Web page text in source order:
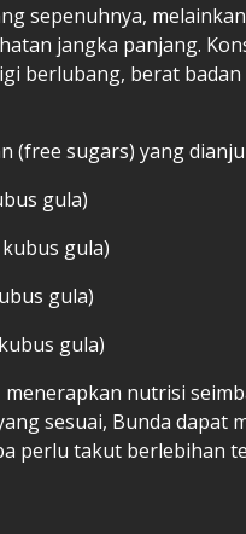
sepenuhnya,
jangka panjang.
berlubang, berat
(free sugars) yang
gula)
gula)
gula)
gula)
nutrisi
sesuai, Bunda dapat
perlu takut berlebihan